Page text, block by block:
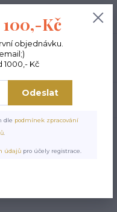
0,00 Kč
100,-Kč
objednávku.
1000,- Kč
Odeslat
dle podmínek zpracování
.
údajů pro účely registrace.